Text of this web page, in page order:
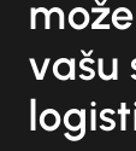
vašu